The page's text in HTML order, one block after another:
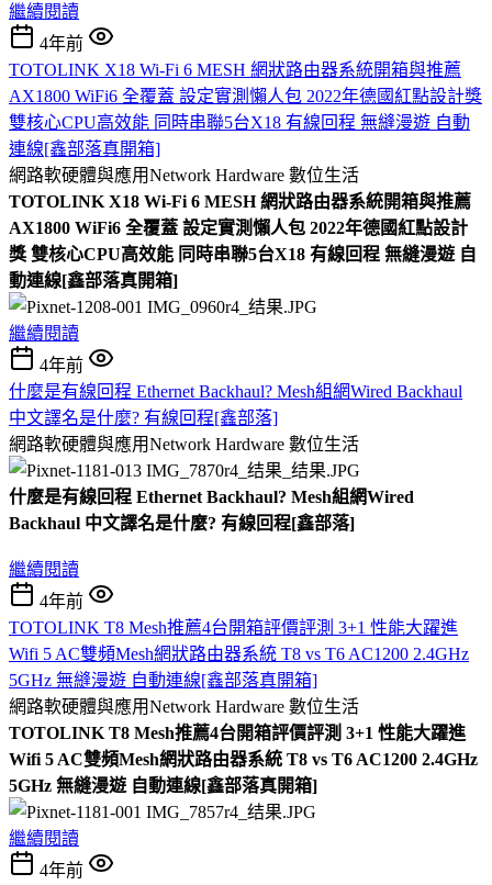
繼續閱讀
4年前
TOTOLINK X18 Wi-Fi 6 MESH 網狀路由器系統開箱與推薦
AX1800 WiFi6 全覆蓋 設定實測懶人包 2022年德國紅點設計獎
雙核心CPU高效能 同時串聯5台X18 有線回程 無縫漫遊 自動
連線[鑫部落真開箱]
網路軟硬體與應用Network Hardware 數位生活
TOTOLINK X18 Wi-Fi 6 MESH 網狀路由器系統開箱與推薦
AX1800 WiFi6 全覆蓋 設定實測懶人包 2022年德國紅點設計
獎 雙核心CPU高效能 同時串聯5台X18 有線回程 無縫漫遊 自
動連線[鑫部落真開箱]
繼續閱讀
4年前
什麼是有線回程 Ethernet Backhaul? Mesh組網Wired Backhaul
中文譯名是什麼? 有線回程[鑫部落]
網路軟硬體與應用Network Hardware 數位生活
什麼是有線回程 Ethernet Backhaul? Mesh組網Wired
Backhaul 中文譯名是什麼? 有線回程[鑫部落]
繼續閱讀
4年前
TOTOLINK T8 Mesh推薦4台開箱評價評測 3+1 性能大躍進
Wifi 5 AC雙頻Mesh網狀路由器系統 T8 vs T6 AC1200 2.4GHz
5GHz 無縫漫遊 自動連線[鑫部落真開箱]
網路軟硬體與應用Network Hardware 數位生活
TOTOLINK T8 Mesh推薦4台開箱評價評測 3+1 性能大躍進
Wifi 5 AC雙頻Mesh網狀路由器系統 T8 vs T6 AC1200 2.4GHz
5GHz 無縫漫遊 自動連線[鑫部落真開箱]
繼續閱讀
4年前